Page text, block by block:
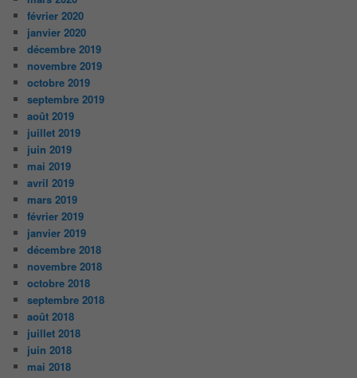
février 2020
janvier 2020
décembre 2019
novembre 2019
octobre 2019
septembre 2019
août 2019
juillet 2019
juin 2019
mai 2019
avril 2019
mars 2019
février 2019
janvier 2019
décembre 2018
novembre 2018
octobre 2018
septembre 2018
août 2018
juillet 2018
juin 2018
mai 2018